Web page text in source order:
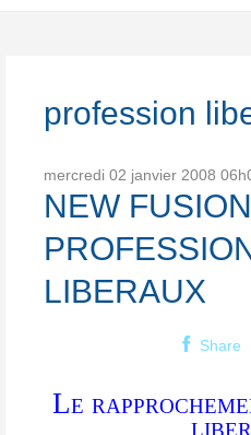
profession
mercredi 02 janvier 2008
NEW
LIBERAUX
Share
Le